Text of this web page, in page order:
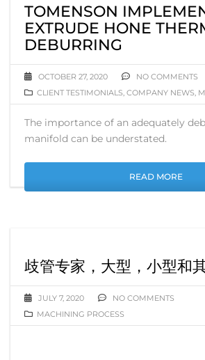
TOMENSON
EXTRUDE HONE
DEBURRING
OCTOBER 27, 2020
NO COMMENTS
CLIENT TESTIMONIALS, COMPANY NEWS,
The importance of an adequately
manifold can be understated.
READ MORE
歧管专家，大型，小型和
JULY 7, 2020
NO COMMENTS
MACHINING PROCESS